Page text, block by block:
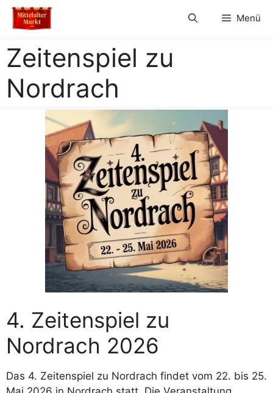
Zum
Inhalt
Menü
Zeitenspiel zu
Nordrach
4. Zeitenspiel zu
Nordrach 2026
Das 4. Zeitenspiel zu Nordrach findet vom 22. bis 25.